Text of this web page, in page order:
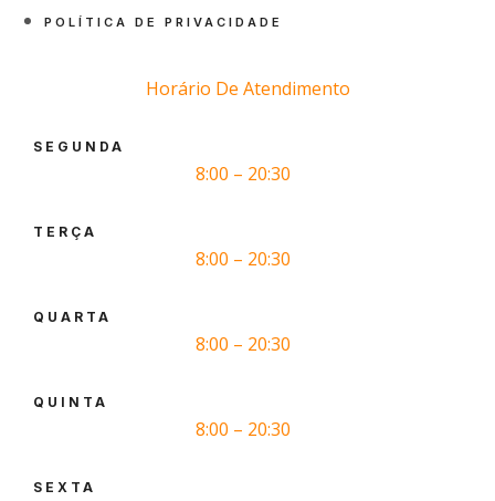
POLÍTICA DE PRIVACIDADE
Horário De Atendimento
SEGUNDA
8:00 – 20:30
TERÇA
8:00 – 20:30
QUARTA
8:00 – 20:30
QUINTA
8:00 – 20:30
SEXTA